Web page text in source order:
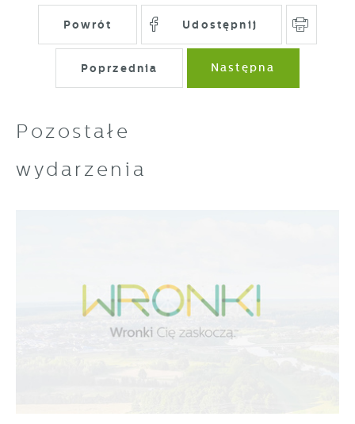
Powrót Udostępnij
Poprzednia Następna
Pozostałe
wydarzenia